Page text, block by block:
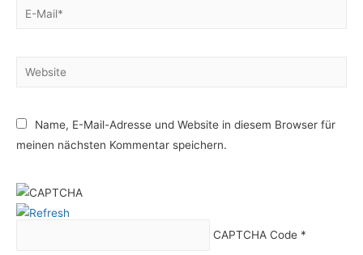
E-
Website
Name, E-Mail-Adresse und Website in diesem Browser für
meinen nächsten Kommentar speichern.
CAPTCHA Code*